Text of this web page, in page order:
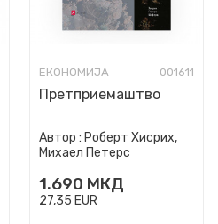
ЕКОНОМИЈА 001611
Претприемаштво
Автор : Роберт Хисрих,
Михаел Петерс
1.690 МКД
27,35 EUR